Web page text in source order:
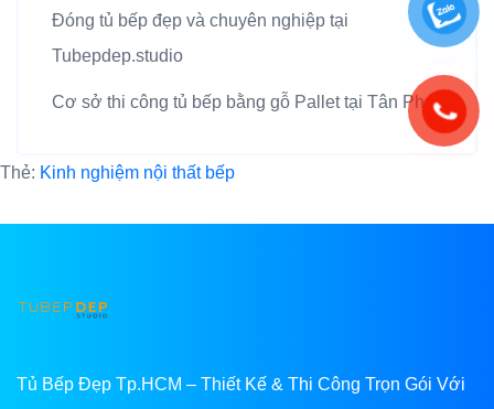
Đóng tủ bếp đẹp và chuyên nghiệp tại
Tubepdep.studio
Cơ sở thi công tủ bếp bằng gỗ Pallet tại Tân Phú
Thẻ: Kinh nghiệm nội thất bếp
Tủ Bếp Đẹp Tp.HCM – Thiết Kế & Thi Công Trọn Gói Với